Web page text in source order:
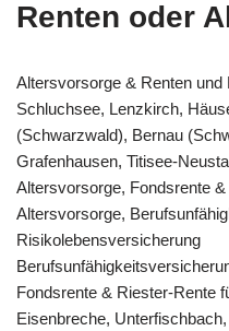
Renten oder
Altersvorsorge & Renten
Schluchsee, Lenzkirch,
(Schwarzwald), Bernau
Grafenhausen, Titisee-
Altersvorsorge, Fondsrente
Altersvorsorge,
Risikolebensversicherung
Fondsrente & Riester-Rente
Eisenbreche,